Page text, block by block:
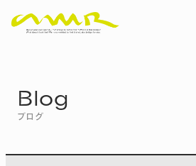
Blog
ブログ